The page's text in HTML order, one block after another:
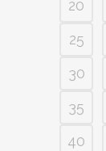
20
25
30
35
40